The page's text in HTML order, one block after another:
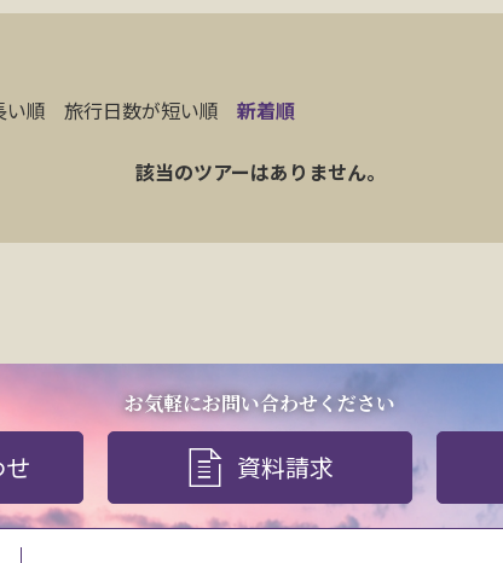
い順 旅行日数が短い順 新着順
該当のツアーはありません。
お気軽にお問い合わせください
資料請求